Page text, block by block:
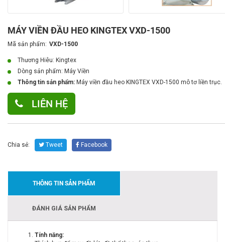
MÁY VIỀN ĐẦU HEO KINGTEX VXD-1500
Mã sản phẩm: VXD-1500
Thương Hiêu: Kingtex
Dòng sản phẩm: Máy Viền
Thông tin sản phẩm: Máy viền đầu heo KINGTEX VXD-1500 mô tơ liền trục.
LIÊN HỆ
Chia sẻ: Tweet Facebook
THÔNG TIN SẢN PHẨM
ĐÁNH GIÁ SẢN PHẨM
Tính năng: